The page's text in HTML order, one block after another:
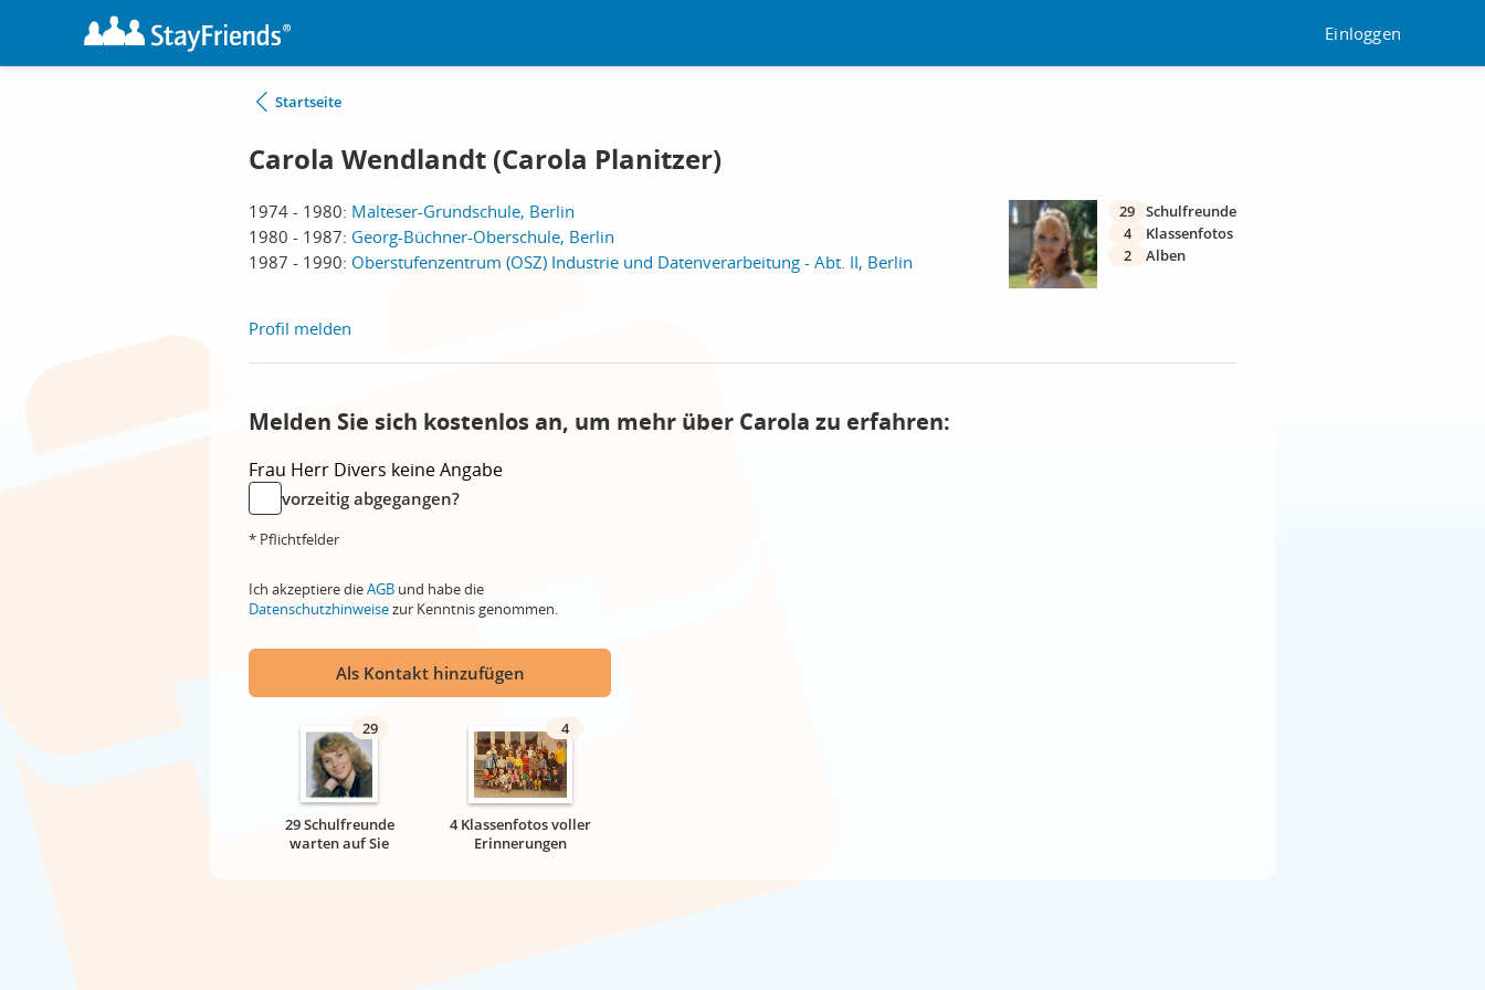
Einloggen
Startseite
Carola Wendlandt (Carola Planitzer)
1974 - 1980: Malteser-Grundschule, Berlin
1980 - 1987: Georg-Büchner-Oberschule, Berlin
1987 - 1990: Oberstufenzentrum (OSZ) Industrie und Datenverarbeitung - Abt. II, Berlin
29 Schulfreunde
4
Klassenfotos
2
Alben
Profil melden
Melden Sie sich kostenlos an, um mehr über Carola zu erfahren:
Frau Herr Divers keine Angabe
vorzeitig abgegangen?
* Pflichtfelder
Ich akzeptiere dieAGB und habe die
Datenschutzhinweisezur Kenntnis genommen.
Als Kontakt hinzufügen
29
29 Schulfreunde
warten auf Sie
4
4 Klassenfotos voller
Erinnerungen